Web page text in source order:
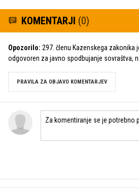
KOMENTARJI (0)
Opozorilo: 297. členu Kazenskega zakonika
odgovoren za javno spodbujanje sovraštva,
PRAVILA ZA OBJAVO KOMENTARJEV